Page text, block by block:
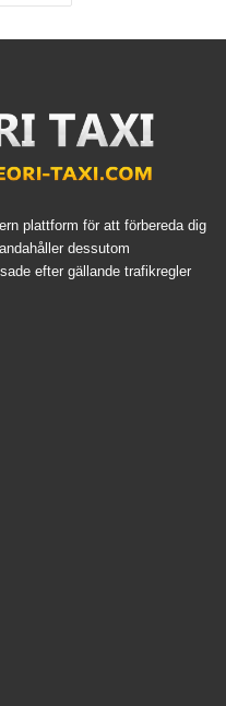
plattform för att förbereda dig
dessutom
efter gällande trafikregler